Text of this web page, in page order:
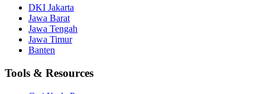
DKI Jakarta
Jawa Barat
Jawa Tengah
Jawa Timur
Banten
Tools & Resources